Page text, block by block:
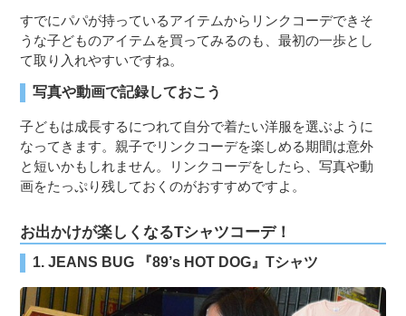
すでにパパが持っているアイテムからリンクコーデできそ
うな子どものアイテムを買ってみるのも、最初の一歩とし
て取り入れやすいですね。
写真や動画で記録しておこう
子どもは成長するにつれて自分で着たい洋服を選ぶように
なってきます。親子でリンクコーデを楽しめる期間は意外
と短いかもしれません。リンクコーデをしたら、写真や動
画をたっぷり残しておくのがおすすめですよ。
お出かけが楽しくなるTシャツコーデ！
1. JEANS BUG 『89’s HOT DOG』Tシャツ